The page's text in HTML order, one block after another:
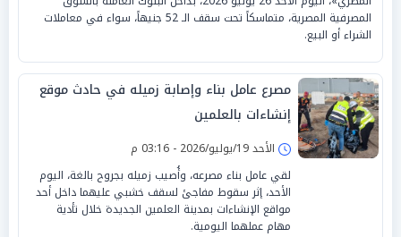
المصرفية المصرية، متماسكاً تحت سقف الـ 52 جنيهاً، سواء في معاملات
الشراء أو البيع.
مصرع عامل بناء وإصابة زميله في حادث موقع
إنشاءات بالعلمين
الأحد 19/يوليو/2026 - 03:16 م
لقي عامل بناء مصرعه، وأُصيب زميله بجروح بالغة، اليوم
الأحد، إثر سقوط مفاجئ لسقف خشبي عليهما داخل أحد
مواقع الإنشاءات بمدينة العلمين الجديدة خلال تأدية
مهام عملهما اليومية.